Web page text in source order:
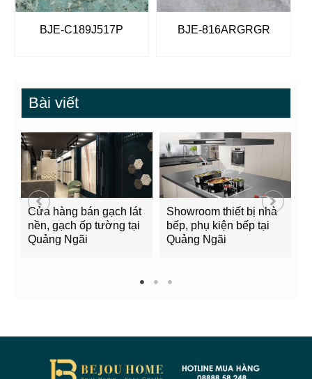
BJE-C189J517P BJE-816ARGRGR
Bài viết
Cửa hàng bán gạch lát
nền, gạch ốp tường tại
Quảng Ngãi
Showroom thiết bị nhà
bếp, phụ kiện bếp tại
Quảng Ngãi
1 2 3